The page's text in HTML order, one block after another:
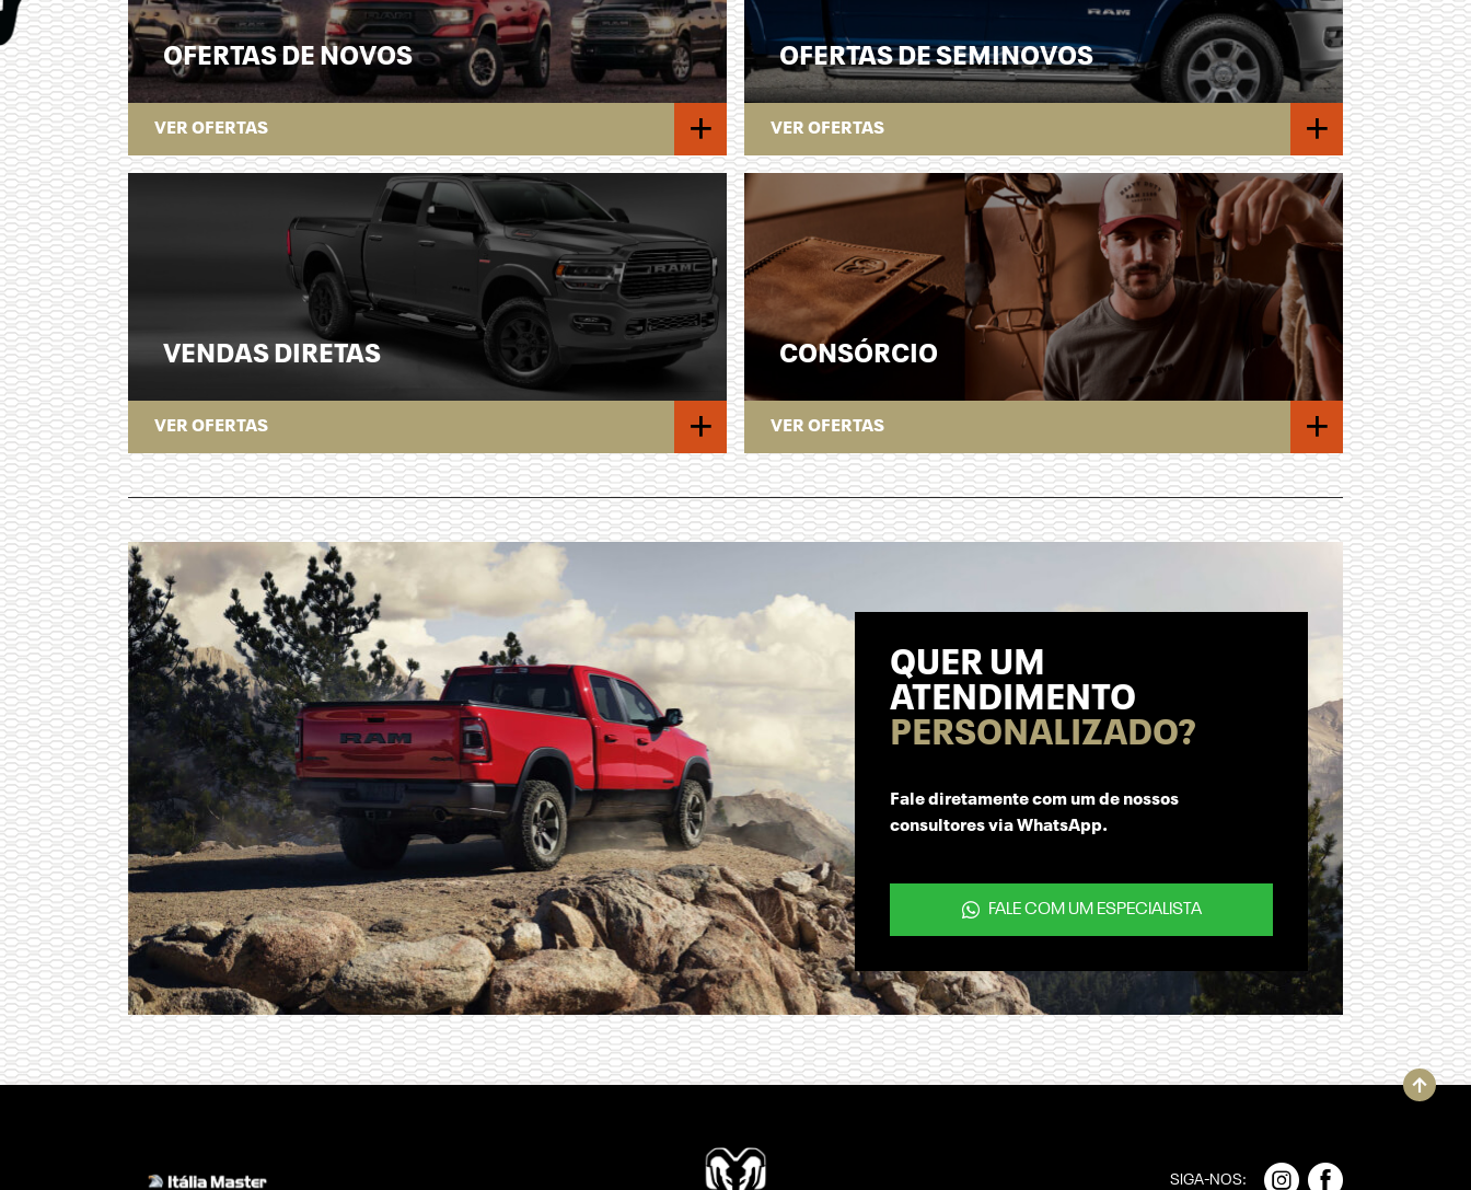
OFERTAS DE NOVOS
VER OFERTAS +
OFERTAS DE SEMINOVOS
VER OFERTAS +
VENDAS DIRETAS
VER OFERTAS +
CONSÓRCIO
VER OFERTAS +
QUER UM
ATENDIMENTO
PERSONALIZADO?
Fale diretamente com um de nossos
consultores via WhatsApp.
FALE COM UM ESPECIALISTA
SIGA-NOS: